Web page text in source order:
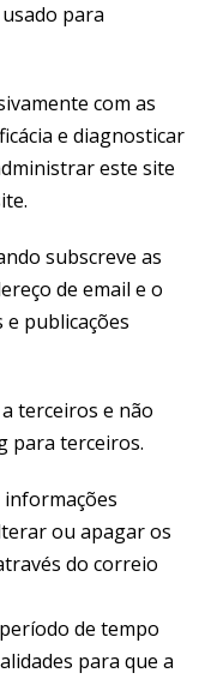
para
com as
e diagnosticar
este site
subscreve as
de email e o
publicações
terceiros e não
para terceiros.
informações
ou apagar os
do correio
de tempo
para que a